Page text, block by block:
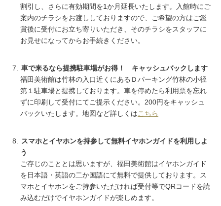
割引し、さらに有効期間を1か月延長いたします。入館時にご
案内のチラシをお渡ししておりますので、ご希望の方はご鑑
賞後に受付にお立ち寄りいただき、そのチラシをスタッフに
お見せになってからお手続きください。
車で来るなら提携駐車場がお得！ キャッシュバックします
福田美術館は竹林の入口近くにあるＤパーキング竹林の小径
第１駐車場と提携しております。車を停めたら利用票を忘れ
ずに印刷して受付にてご提示ください。200円をキャッシュ
バックいたします。地図など詳しくはこちら
スマホとイヤホンを持参して無料イヤホンガイドを利用しよ
う
ご存じのこととは思いますが、福田美術館はイヤホンガイド
を日本語・英語の二か国語にて無料で提供しております。ス
マホとイヤホンをご持参いただければ受付等でQRコードを読
み込むだけでイヤホンガイドが楽しめます。